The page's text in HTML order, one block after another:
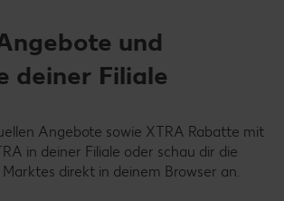
und
deiner Filiale
Angebote sowie XTRA Rabatte mit
in deiner Filiale oder schau dir die
direkt in deinem Browser an.